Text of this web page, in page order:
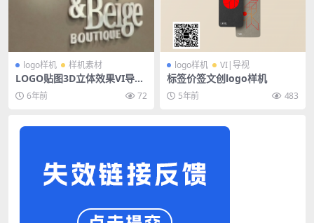
logo样机 样机素材
LOGO贴图3D立体效果VI导视
智能贴图PS样机素材
6年前 72
logo样机 VI|导视
标签价签文创logo样机
5年前 483